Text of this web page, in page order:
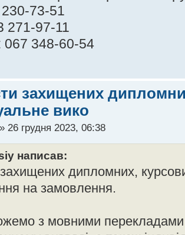
73-51
271-97-11
067 348-60-54
захищених
вико
» 26 грудня 2023, 06:38
написав:
дипломних,
на замовлення.
з мовними перекладами